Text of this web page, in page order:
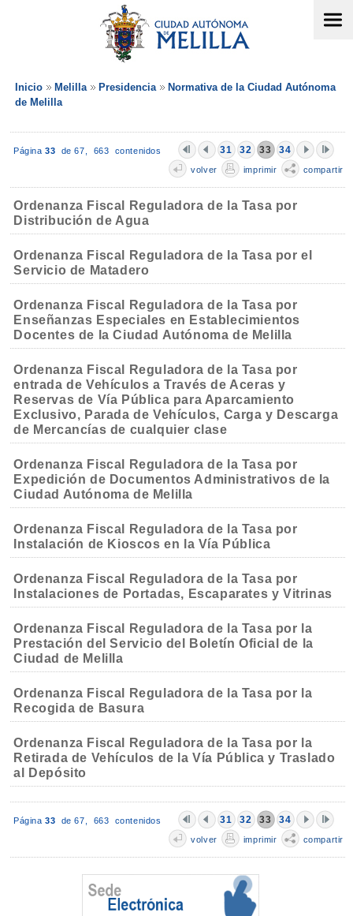
Inicio Melilla Presidencia
Normativa de la Ciudad Autónoma
de Melilla
Página 33 de 67, 663 contenidos 31 32 33 34
volver imprimir compartir
Ordenanza Fiscal Reguladora de la Tasa por
Distribución de Agua
Ordenanza Fiscal Reguladora de la Tasa por el
Servicio de Matadero
Ordenanza Fiscal Reguladora de la Tasa por
Enseñanzas Especiales en Establecimientos
Docentes de la Ciudad Autónoma de Melilla
Ordenanza Fiscal Reguladora de la Tasa por
entrada de Vehículos a Través de Aceras y
Reservas de Vía Pública para Aparcamiento
Exclusivo, Parada de Vehículos, Carga y Descarga
de Mercancías de cualquier clase
Ordenanza Fiscal Reguladora de la Tasa por
Expedición de Documentos Administrativos de la
Ciudad Autónoma de Melilla
Ordenanza Fiscal Reguladora de la Tasa por
Instalación de Kioscos en la Vía Pública
Ordenanza Fiscal Reguladora de la Tasa por
Instalaciones de Portadas, Escaparates y Vitrinas
Ordenanza Fiscal Reguladora de la Tasa por la
Prestación del Servicio del Boletín Oficial de la
Ciudad de Melilla
Ordenanza Fiscal Reguladora de la Tasa por la
Recogida de Basura
Ordenanza Fiscal Reguladora de la Tasa por la
Retirada de Vehículos de la Vía Pública y Traslado
al Depósito
Página 33 de 67, 663 contenidos 31 32 33 34
volver imprimir compartir